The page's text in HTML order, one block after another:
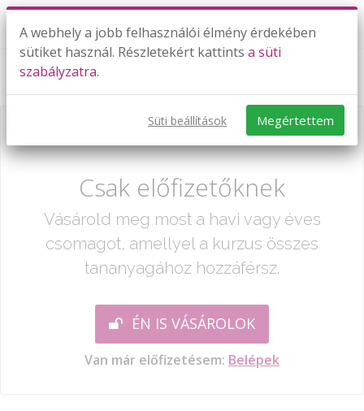
Már csak egy lépés:
Csak előfizetőknek
Vásárold meg most a havi vagy éves
csomagot, amellyel a kurzus összes
tananyagához hozzáférsz.
ÉN IS VÁSÁROLOK
Van már előfizetésem: Belépek
A webhely a jobb felhasználói élmény érdekében
sütiket használ. Részletekért kattints a süti
szabályzatra.
Süti beállítások Megértettem